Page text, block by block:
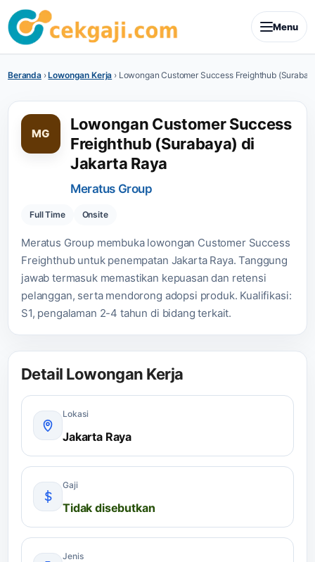
Menu
Beranda›Lowongan Kerja › Lowongan Customer Success Freighthub
MG
Lowongan Customer Success
Freighthub (Surabaya) di
Jakarta Raya
Meratus Group
Full Time Onsite
Meratus Group membuka lowongan Customer Success
Freighthub untuk penempatan Jakarta Raya. Tanggung
jawab termasuk memastikan kepuasan dan retensi
pelanggan, serta mendorong adopsi produk. Kualifikasi:
S1, pengalaman 2-4 tahun di bidang terkait.
Detail Lowongan Kerja
Lokasi
Jakarta Raya
Gaji
Tidak disebutkan
Jenis